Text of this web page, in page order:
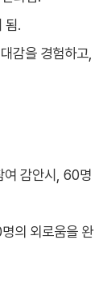
됨.
감을 경험하고,
여 감안시, 60명
의 외로움을 완